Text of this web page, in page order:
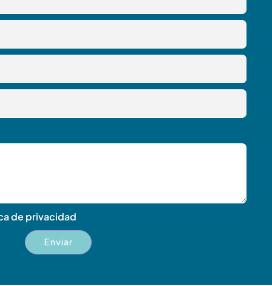
de privacidad
Enviar